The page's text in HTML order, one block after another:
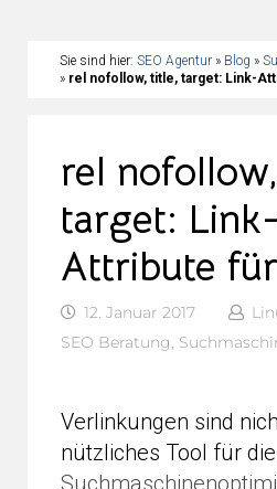
Sie sind hier: SEO Agentur » Blog »
» rel nofollow, title, target: Link-
rel
target: Link-
Attribute
12. Januar 2017
SEO Beratung,
Verlinkungen sind
nützliches Tool für die